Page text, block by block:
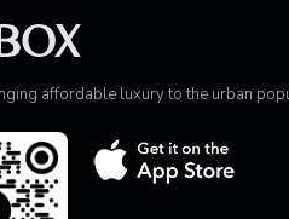
affordable luxury to the urban